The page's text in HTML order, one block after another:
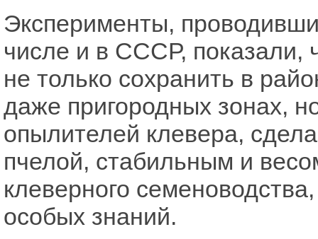
Эксперименты,
числе и в СССР,
не только сохранить в
даже пригородных зонах,
опылителей клевера,
пчелой, стабильным и
клеверного
особых знаний.